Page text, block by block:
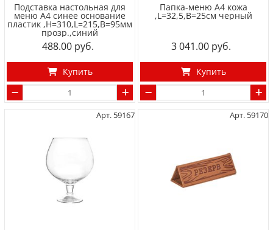
Подставка настольная для
меню А4 синее основание
пластик ,H=310,L=215,B=95мм
прозр.,синий
488.00
Купить
Папка-меню А4 кожа
,L=32,5,B=25см черный
3 041.00
Купить
Арт. 59167 Арт. 59170